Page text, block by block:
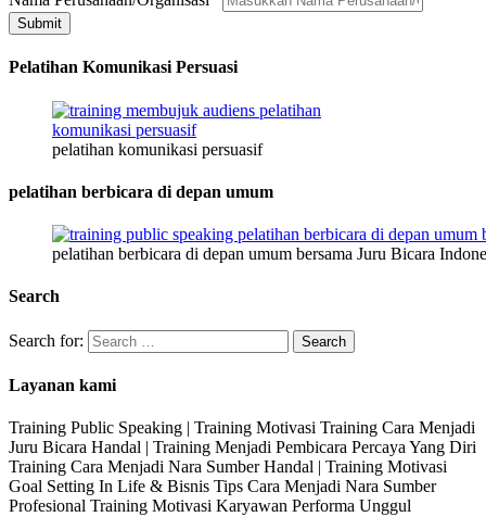
No.
Nama
Submit
Pelatihan Komunikasi Persuasi
pelatihan komunikasi persuasif
pelatihan berbicara di depan umum
pelatihan berbicara di depan umum bersama Juru Bicara
Search
Search for:
Layanan kami
Training Public Speaking | Training Motivasi Training Cara Menjadi
Juru Bicara Handal | Training Menjadi Pembicara Percaya Yang Diri
Training Cara Menjadi Nara Sumber Handal | Training Motivasi
Goal Setting In Life & Bisnis Tips Cara Menjadi Nara Sumber
Profesional Training Motivasi Karyawan Performa Unggul